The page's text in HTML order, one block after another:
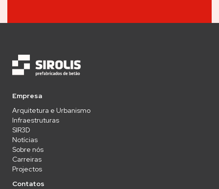
Empresa
Arquitetura e Urbanismo
Infraestruturas
SIR3D
Notícias
Sobre nós
Carreiras
Projectos
Contatos